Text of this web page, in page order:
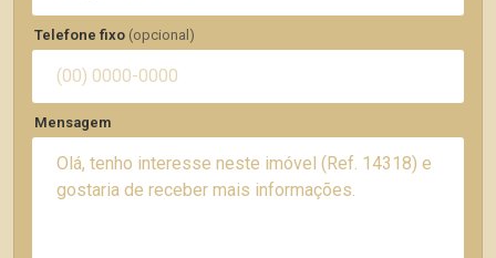
Telefone fixo (opcional)
Mensagem